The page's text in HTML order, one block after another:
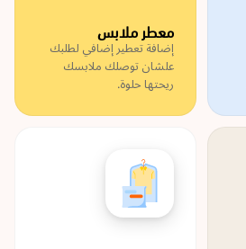
معطر ملابس
إضافة تعطير إضافي لطلبك
علشان توصلك ملابسك
ريحتها حلوة.